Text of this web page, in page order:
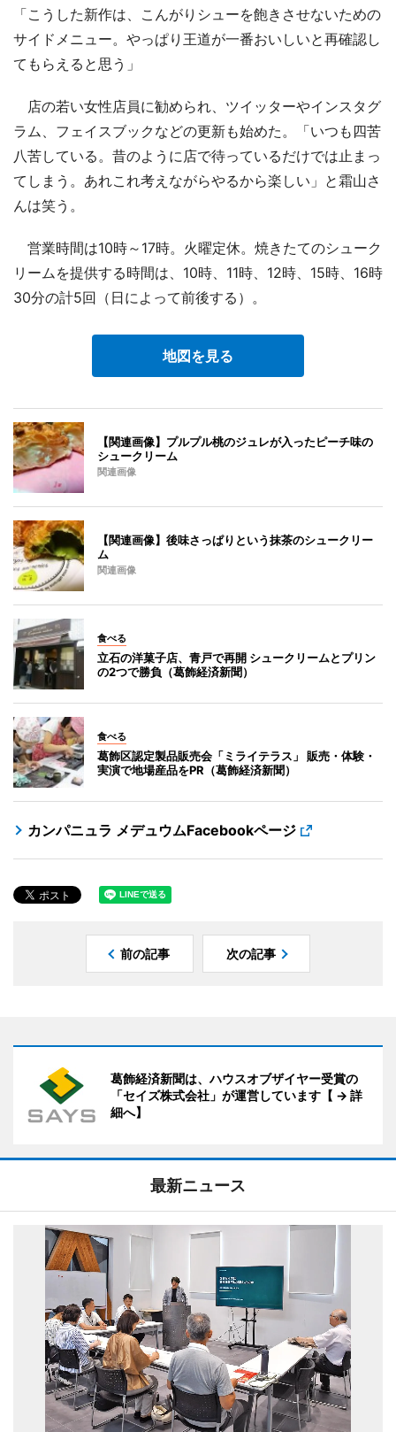
「こうした新作は、こんがりシューを飽きさせないための
サイドメニュー。やっぱり王道が一番おいしいと再確認し
てもらえると思う」
店の若い女性店員に勧められ、ツイッターやインスタグ
ラム、フェイスブックなどの更新も始めた。「いつも四苦
八苦している。昔のように店で待っているだけでは止まっ
てしまう。あれこれ考えながらやるから楽しい」と霜山さ
んは笑う。
営業時間は10時～17時。火曜定休。焼きたてのシューク
リームを提供する時間は、10時、11時、12時、15時、16時
30分の計5回（日によって前後する）。
地図を見る
【関連画像】プルプル桃のジュレが入ったピーチ味の
シュークリーム
関連画像
【関連画像】後味さっぱりという抹茶のシュークリー
ム
関連画像
食べる
立石の洋菓子店、青戸で再開 シュークリームとプリン
の2つで勝負（葛飾経済新聞）
食べる
葛飾区認定製品販売会「ミライテラス」 販売・体験・
実演で地場産品をPR（葛飾経済新聞）
カンパニュラ メデュウムFacebookページ
前の記事 次の記事
葛飾経済新聞は、ハウスオブザイヤー受賞の
「セイズ株式会社」が運営しています【 → 詳
細へ】
最新ニュース